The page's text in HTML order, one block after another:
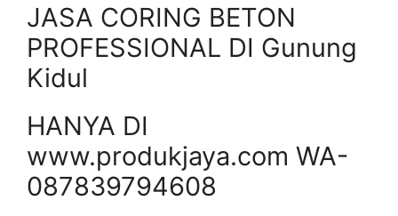
JASA CORING BETON
PROFESSIONAL DI Gunung
Kidul
HANYA DI
www.produkjaya.com WA-
087839794608